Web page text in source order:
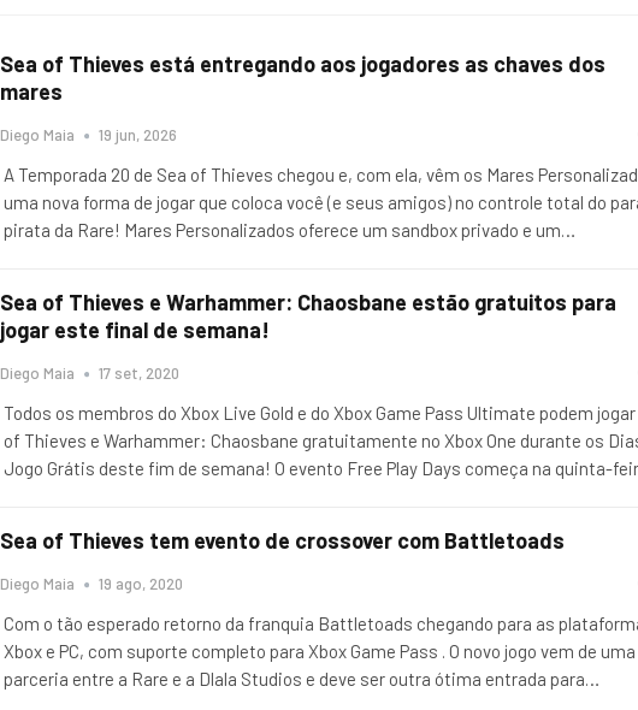
Sea of Thieves está entregando aos jogadores as chaves dos
mares
Diego Maia 19 jun, 2026
A Temporada 20 de Sea of Thieves chegou e, com ela, vêm os Mares
uma nova forma de jogar que coloca você (e seus amigos) no controle total do
pirata da Rare! Mares Personalizados oferece um sandbox privado e um…
Sea of Thieves e Warhammer: Chaosbane estão gratuitos para
jogar este final de semana!
Diego Maia 17 set, 2020
Todos os membros do Xbox Live Gold e do Xbox Game Pass Ultimate podem jogar
of Thieves e Warhammer: Chaosbane gratuitamente no Xbox One durante os
Jogo Grátis deste fim de semana! O evento Free Play Days começa na quinta-
Sea of ​​Thieves tem evento de crossover com Battletoads
Diego Maia 19 ago, 2020
Com o tão esperado retorno da franquia Battletoads chegando para as
Xbox e PC, com suporte completo para Xbox Game Pass . O novo jogo vem de uma
parceria entre a Rare e a Dlala Studios e deve ser outra ótima entrada para…